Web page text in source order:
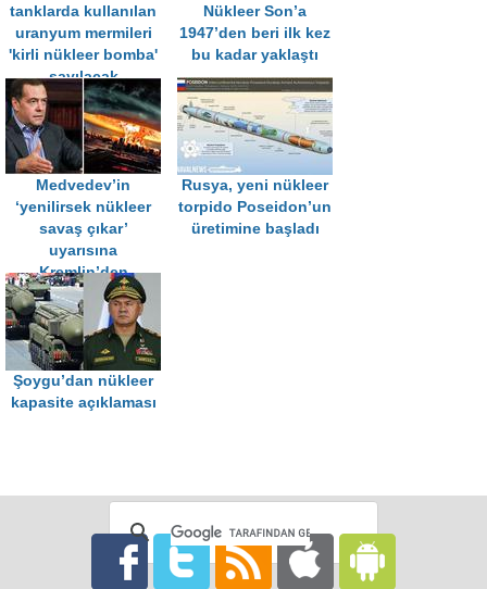
tanklarda kullanılan
uranyum mermileri
'kirli nükleer bomba'
sayılacak
Nükleer Son’a
1947’den beri ilk kez
bu kadar yaklaştı
Medvedev’in
‘yenilirsek nükleer
savaş çıkar’
uyarısına
Kremlin’den
açıklama
Rusya, yeni nükleer
torpido Poseidon’un
üretimine başladı
Şoygu’dan nükleer
kapasite açıklaması